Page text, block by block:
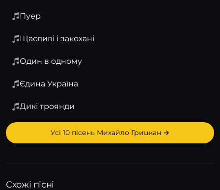
Пуер
Щасливі і закохані
Один в одному
Єдина Україна
Дикі троянди
Усі 10 пісень Михайло Грицкан →
Схожі пісні